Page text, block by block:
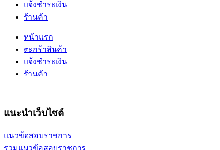
แจ้งชำระเงิน
ร้านค้า
หน้าแรก
ตะกร้าสินค้า
แจ้งชำระเงิน
ร้านค้า
แนะนำเว็บไซต์
แนวข้อสอบราชการ
รวมแนวข้อสอบราชการ